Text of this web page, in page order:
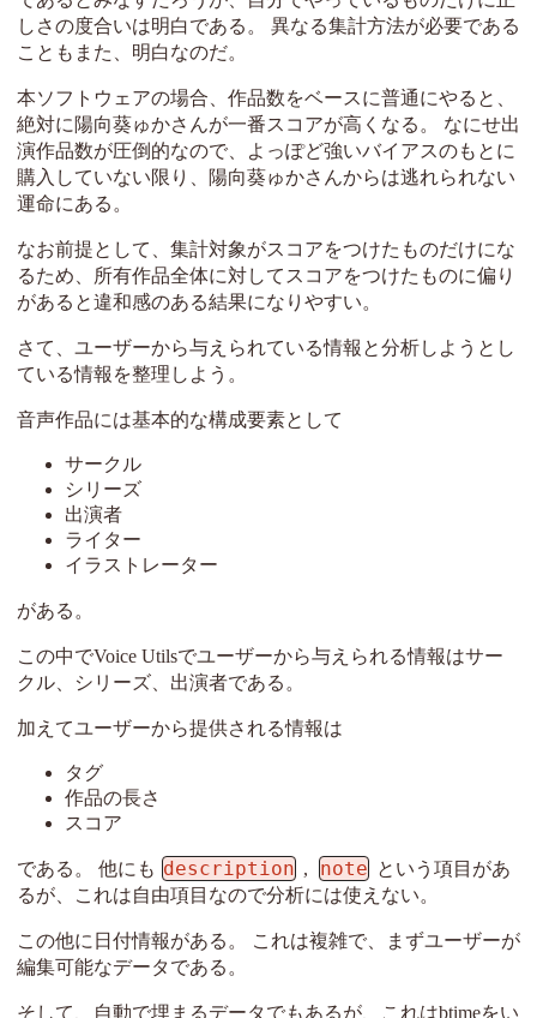
しさの度合いは明白である。 異なる集計方法が必要である
こともまた、明白なのだ。
本ソフトウェアの場合、作品数をベースに普通にやると、
絶対に陽向葵ゅかさんが一番スコアが高くなる。 なにせ出
演作品数が圧倒的なので、よっぽど強いバイアスのもとに
購入していない限り、陽向葵ゅかさんからは逃れられない
運命にある。
なお前提として、集計対象がスコアをつけたものだけにな
るため、所有作品全体に対してスコアをつけたものに偏り
があると違和感のある結果になりやすい。
さて、ユーザーから与えられている情報と分析しようとし
ている情報を整理しよう。
音声作品には基本的な構成要素として
サークル
シリーズ
出演者
ライター
イラストレーター
がある。
この中でVoice Utilsでユーザーから与えられる情報はサー
クル、シリーズ、出演者である。
加えてユーザーから提供される情報は
タグ
作品の長さ
スコア
である。 他にも description , note という項目があ
るが、これは自由項目なので分析には使えない。
この他に日付情報がある。 これは複雑で、まずユーザーが
編集可能なデータである。
そして、自動で埋まるデータでもあるが、これはbtimeをい